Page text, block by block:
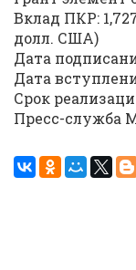
Вклад ПКР:
долл. США)
Дата
Дата
Срок
Пресс-служба